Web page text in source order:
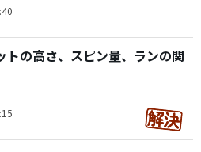
トの高さ、スピン量、ランの関